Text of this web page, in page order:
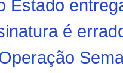
Estado
é